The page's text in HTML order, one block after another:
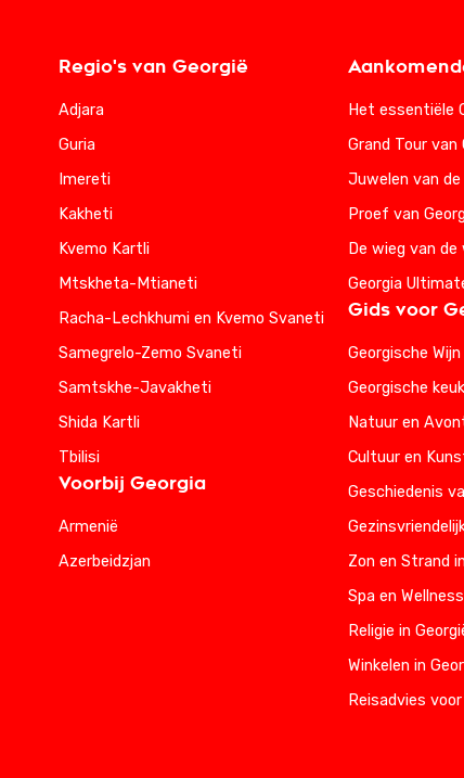
Regio's van Georgië
Adjara
Guria
Imereti
Kakheti
Kvemo Kartli
Mtskheta-Mtianeti
Racha-Lechkhumi en Kvemo Svaneti
Samegrelo-Zemo Svaneti
Samtskhe-Javakheti
Shida Kartli
Tbilisi
Voorbij Georgia
Armenië
Azerbeidzjan
Het essentiële
Grand Tour van
Juwelen van
Proef van
De wieg van de
Georgia
Gids voor
Georgische Wijn
Georgische
Natuur en
Cultuur en
Geschiedenis
Zon en Strand
Spa en
Religie in
Winkelen in
Reisadvies